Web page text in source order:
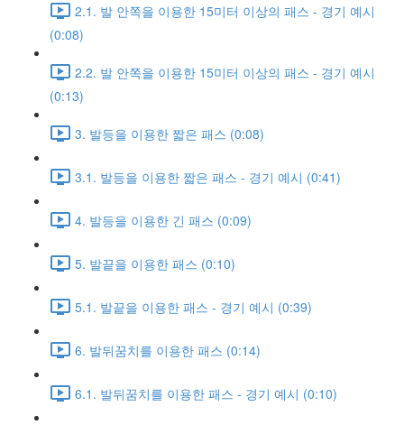
2.1. 발 안쪽을 이용한 15미터 이상의 패스 - 경기 예시
(0:08)
2.2. 발 안쪽을 이용한 15미터 이상의 패스 - 경기 예시
(0:13)
3. 발등을 이용한 짧은 패스 (0:08)
3.1. 발등을 이용한 짧은 패스 - 경기 예시 (0:41)
4. 발등을 이용한 긴 패스 (0:09)
5. 발끝을 이용한 패스 (0:10)
5.1. 발끝을 이용한 패스 - 경기 예시 (0:39)
6. 발뒤꿈치를 이용한 패스 (0:14)
6.1. 발뒤꿈치를 이용한 패스 - 경기 예시 (0:10)